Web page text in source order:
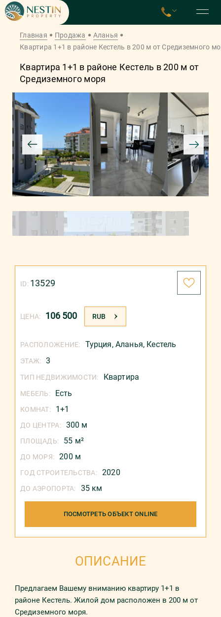
Главная Продажа
Аланья
Квартира 1+1 в районе Кестель в 200 м от Средиземного
Квартира 1+1 в районе Кестель в 200 м от
Средиземного моря
ЦЕНА: 106 500 RUB
ID: 13529
РАСПОЛОЖЕНИЕ: Турция, Аланья, Кестель
ЭТАЖ: 3
ТИП НЕДВИЖИМОСТИ: Квартира
МЕБЕЛЬ: Есть
КОМНАТ: 1+1
ДО ЦЕНТРА: 300 м
ПЛОЩАДЬ: 55 м²
ДО МОРЯ: 200 м
ГОД СТРОИТЕЛЬСТВА: 2020
ДО АЭРОПОРТА: 35 км
ПОСМОТРЕТЬ ОБЪЕКТ ONLINE
ОПИСАНИЕ
Предлагаем Вашему вниманию квартиру 1+1 в
районе Кестель. Жилой дом расположен в 200 м от
Средиземного моря.